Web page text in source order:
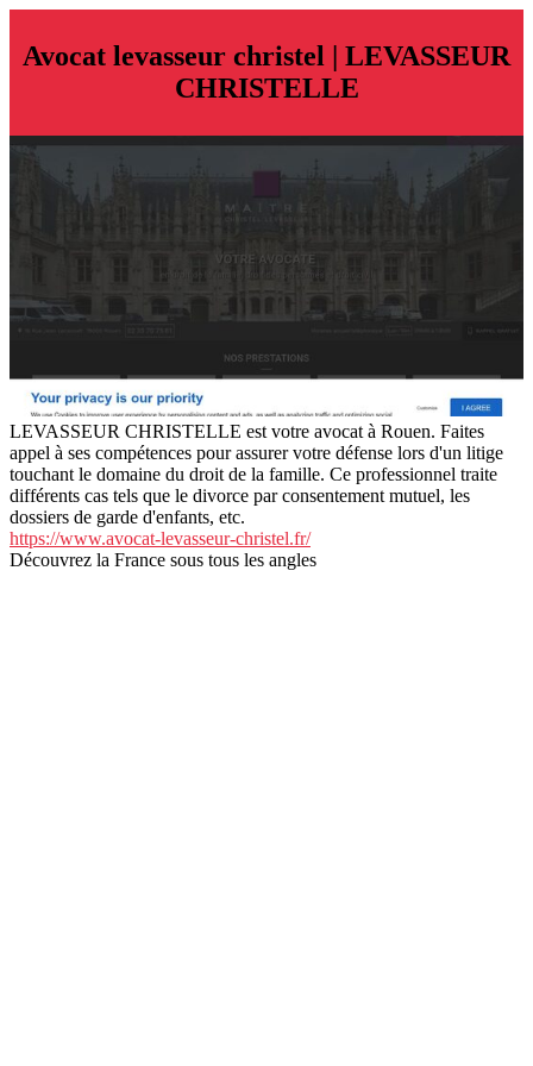
Avocat levasseur christel | LEVASSEUR
CHRISTELLE
LEVASSEUR CHRISTELLE est votre avocat à Rouen. Faites
appel à ses compétences pour assurer votre défense lors d'un litige
touchant le domaine du droit de la famille. Ce professionnel traite
différents cas tels que le divorce par consentement mutuel, les
dossiers de garde d'enfants, etc.
https://www.avocat-levasseur-christel.fr/
Découvrez la France sous tous les angles